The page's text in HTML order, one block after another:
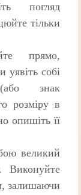
погляд
тільки
прямо,
уявіть собі
(або знак
розміру в
опишіть її
великий
Виконуйте
залишаючи